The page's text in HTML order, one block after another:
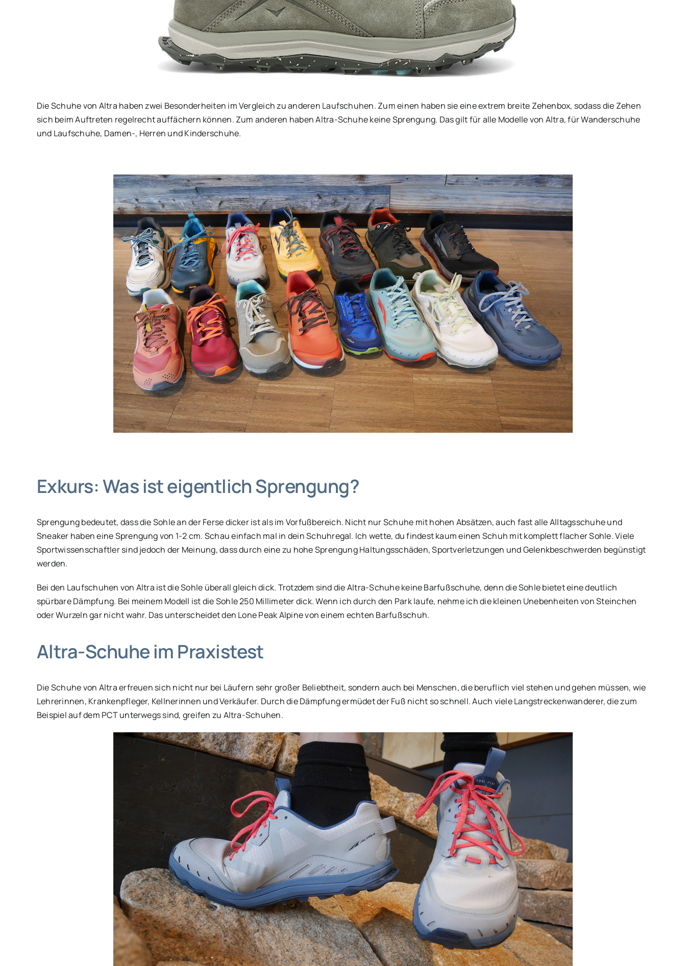
Die Schuhe von Altra haben zwei Besonderheiten im Vergleich zu anderen Laufschuhen. Zum einen haben sie eine extrem breite Zehenbox, sodass die Zehen
sich beim Auftreten regelrecht auffächern können. Zum anderen haben Altra-Schuhe keine Sprengung. Das gilt für alle Modelle von Altra, für Wanderschuhe
und Laufschuhe, Damen-, Herren und Kinderschuhe.
Exkurs: Was ist eigentlich Sprengung?
Sprengung bedeutet, dass die Sohle an der Ferse dicker ist als im Vorfußbereich. Nicht nur Schuhe mit hohen Absätzen, auch fast alle Alltagsschuhe und
Sneaker haben eine Sprengung von 1-2 cm. Schau einfach mal in dein Schuhregal. Ich wette, du findest kaum einen Schuh mit komplett flacher Sohle. Viele
Sportwissenschaftler sind jedoch der Meinung, dass durch eine zu hohe Sprengung Haltungsschäden, Sportverletzungen und Gelenkbeschwerden begünstigt
werden.
Bei den Laufschuhen von Altra ist die Sohle überall gleich dick. Trotzdem sind die Altra-Schuhe keine Barfußschuhe, denn die Sohle bietet eine deutlich
spürbare Dämpfung. Bei meinem Modell ist die Sohle 250 Millimeter dick. Wenn ich durch den Park laufe, nehme ich die kleinen Unebenheiten von Steinchen
oder Wurzeln gar nicht wahr. Das unterscheidet den Lone Peak Alpine von einem echten Barfußschuh.
Altra-Schuhe im Praxistest
Die Schuhe von Altra erfreuen sich nicht nur bei Läufern sehr großer Beliebtheit, sondern auch bei Menschen, die beruflich viel stehen und gehen müssen, wie
Lehrerinnen, Krankenpfleger, Kellnerinnen und Verkäufer. Durch die Dämpfung ermüdet der Fuß nicht so schnell. Auch viele Langstreckenwanderer, die zum
Beispiel auf dem PCT unterwegs sind, greifen zu Altra-Schuhen.